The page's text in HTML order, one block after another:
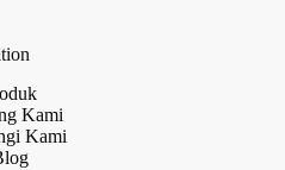
Kami
Kami